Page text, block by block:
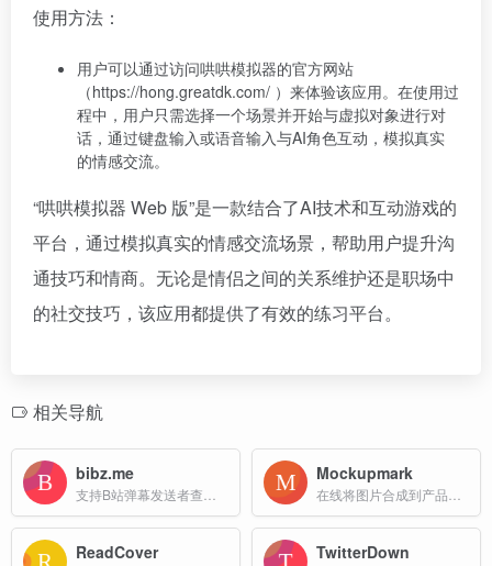
使用方法：
用户可以通过访问哄哄模拟器的官方网站
（https://hong.greatdk.com/ ）来体验该应用。在使用过
程中，用户只需选择一个场景并开始与虚拟对象进行对
话，通过键盘输入或语音输入与AI角色互动，模拟真实
的情感交流。
“哄哄模拟器 Web 版”是一款结合了AI技术和互动游戏的
平台，通过模拟真实的情感交流场景，帮助用户提升沟
通技巧和情商。无论是情侣之间的关系维护还是职场中
的社交技巧，该应用都提供了有效的练习平台。
相关导航
bibz.me Mockupmark
ReadCover TwitterDown